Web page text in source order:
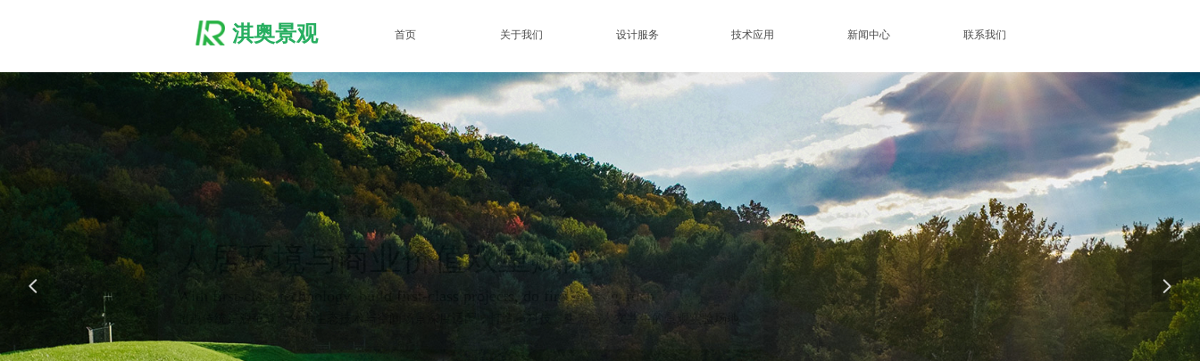
首页 关于我们 设计服务 技术应用 新闻中心 联系我们
立体生态景观全链条技术与设计应用
Only to do the most intimate service
推动传统绿化向智慧化，可持续化、功能化方向升级
人居环境与商业价值双重赋能
With first-class technology, build first-class projects, do first-class garden
超越传统景观范畴，致力生态技术与空间场景深度适配，打造集科技，生态与人文共生的景观实验场地
넳 넲
淇奥景观